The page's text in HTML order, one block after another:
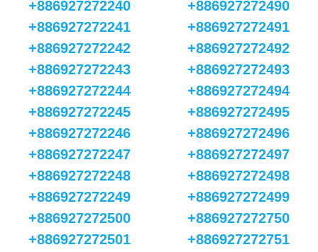
+886927272240
+886927272241
+886927272242
+886927272243
+886927272244
+886927272245
+886927272246
+886927272247
+886927272248
+886927272249
+886927272490
+886927272491
+886927272492
+886927272493
+886927272494
+886927272495
+886927272496
+886927272497
+886927272498
+886927272499
+886927272500
+886927272501
+886927272750
+886927272751